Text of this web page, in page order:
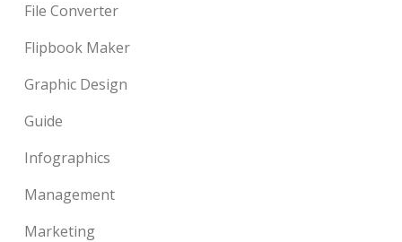
File Converter
Flipbook Maker
Graphic Design
Guide
Infographics
Management
Marketing